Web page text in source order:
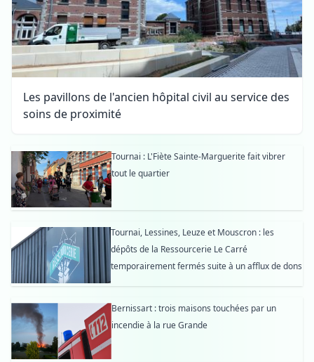
Les pavillons de l'ancien hôpital civil au service des
soins de proximité
Tournai : L'Fiète Sainte-Marguerite fait vibrer
tout le quartier
Tournai, Lessines, Leuze et Mouscron : les
dépôts de la Ressourcerie Le Carré
temporairement fermés suite à un afflux de dons
Bernissart : trois maisons touchées par un
incendie à la rue Grande